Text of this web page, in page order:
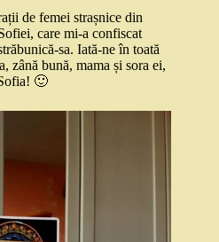
de femei strașnice din
care mi-a confiscat
sa. Iată-ne în toată
zână bună, mama și sora ei,
🙂